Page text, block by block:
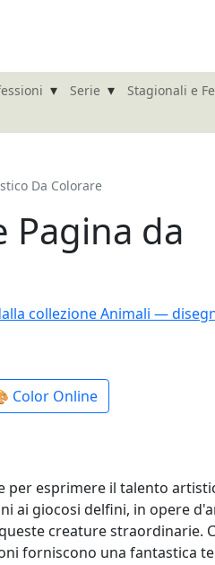
▾ Serie ▾
Stagionali e
Da Colorare
Pagina da
Color Online
per esprimere il talento
ai giocosi delfini, in opere
creature straordinarie.
forniscono una fantastica